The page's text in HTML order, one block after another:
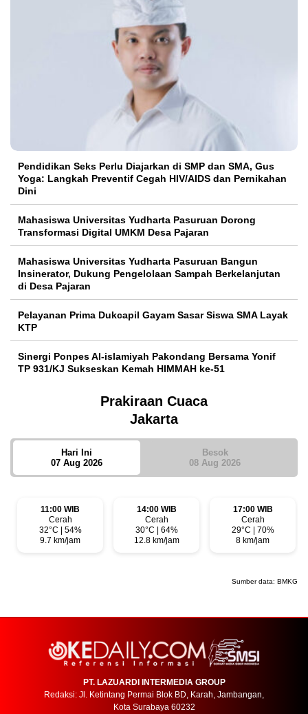
Pendidikan Seks Perlu Diajarkan di SMP dan SMA, Gus
Yoga: Langkah Preventif Cegah HIV/AIDS dan Pernikahan
Dini
Mahasiswa Universitas Yudharta Pasuruan Dorong
Transformasi Digital UMKM Desa Pajaran
Mahasiswa Universitas Yudharta Pasuruan Bangun
Insinerator, Dukung Pengelolaan Sampah Berkelanjutan
di Desa Pajaran
Pelayanan Prima Dukcapil Gayam Sasar Siswa SMA Layak
KTP
Sinergi Ponpes Al-islamiyah Pakondang Bersama Yonif
TP 931/KJ Sukseskan Kemah HIMMAH ke-51
Prakiraan Cuaca
Jakarta
Hari Ini
07 Aug 2026
Besok
08 Aug 2026
11:00 WIB
Cerah
32°C | 54%
9.7 km/jam
14:00 WIB
Cerah
30°C | 64%
12.8 km/jam
17:00 WIB
Cerah
29°C | 70%
8 km/jam
Sumber data: BMKG
PT. LAZUARDI INTERMEDIA GROUP
Redaksi: Jl. Ketintang Permai Blok BD, Karah, Jambangan,
Kota Surabaya 60232